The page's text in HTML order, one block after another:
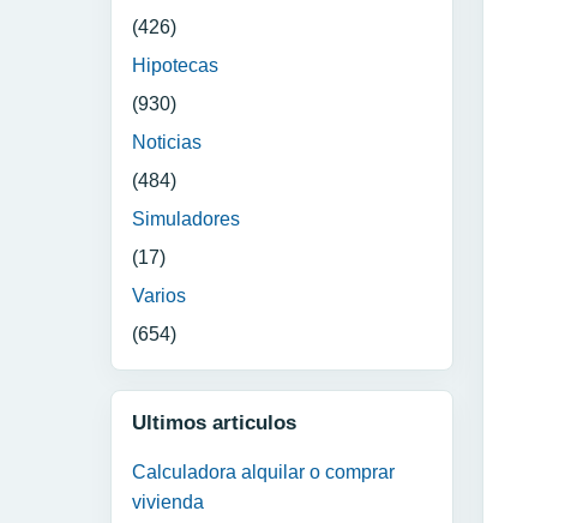
(426)
Hipotecas
(930)
Noticias
(484)
Simuladores
(17)
Varios
(654)
Ultimos articulos
Calculadora alquilar o comprar
vivienda